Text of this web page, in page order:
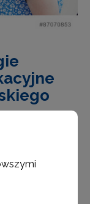
rekrutację
informacyjno-
w liceum
br. lub 2…